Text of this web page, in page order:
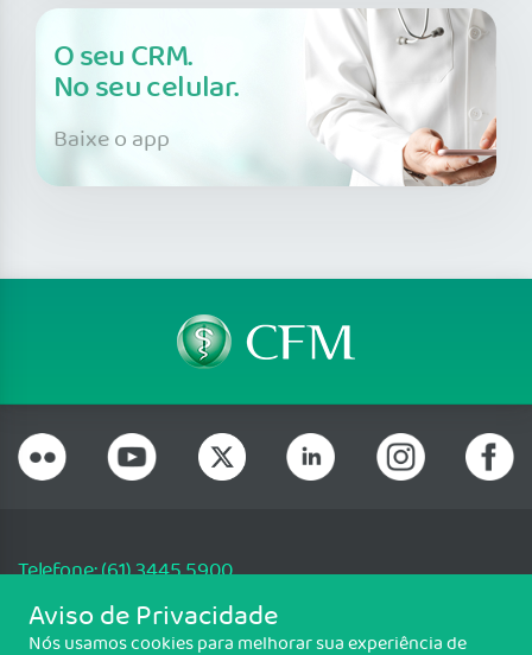
O seu CRM.
No seu celular.
Baixe o app
Telefone: (61) 3445 5900
Email: cfm@portalmedico.org.br
SGAS 616, Conjunto D, Lote 115, L2 Sul, Brasília/DF - CEP: 70200-760 -
Aviso de Privacidade
Nós usamos cookies para melhorar sua experiência de